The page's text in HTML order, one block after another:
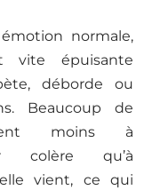
normale,
vite épuisante
déborde ou
Beaucoup de
moins à
colère qu’à
vient, ce qui